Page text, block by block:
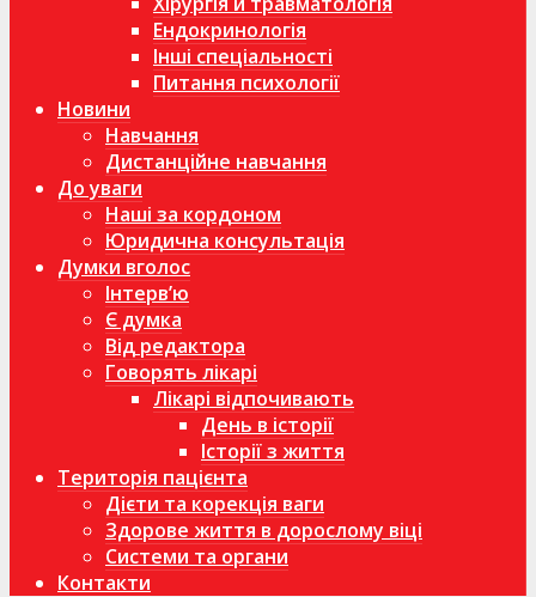
Ендокринологія
Інші спеціальності
Питання психології
Новини
Навчання
Дистанційне навчання
До уваги
Наші за кордоном
Юридична консультація
Думки вголос
Інтерв’ю
Є думка
Від редактора
Говорять лікарі
Лікарі відпочивають
День в історії
Історії з життя
Територія пацієнта
Дієти та корекція ваги
Здорове життя в дорослому віці
Системи та органи
Контакти